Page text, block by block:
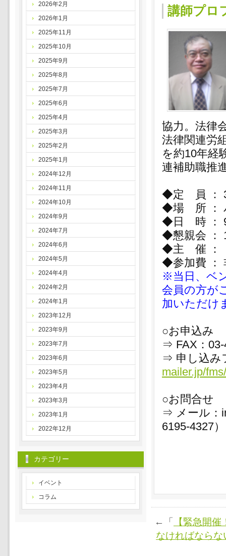
講師プロ
協力。法律
法律関連労
を約10年経
連補助職推
◆定 員 ：
◆場 所 ：
◆日 時 ： 9
◆懇親会 ：
◆主 催 ：
◆参加費 ：
※当日、ベ
会員の方が
加いただけ
○お申込み
⇒ FAX：03-
⇒ 申し込み
mailer.jp/
○お問合せ
⇒ メール：
6195-4327）
←「 【緊急開
なければならな
2026年2月
2026年1月
2025年11月
2025年10月
2025年9月
2025年8月
2025年7月
2025年6月
2025年4月
2025年3月
2025年2月
2025年1月
2024年12月
2024年11月
2024年10月
2024年9月
2024年7月
2024年6月
2024年5月
2024年4月
2024年2月
2024年1月
2023年12月
2023年9月
2023年7月
2023年6月
2023年5月
2023年4月
2023年3月
2023年1月
2022年12月
カテゴリー
イベント
コラム